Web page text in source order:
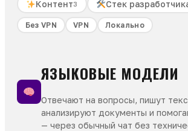
Контент3 Стек
Без VPN VPN Локально
ЯЗЫКОВЫЕ МОДЕЛИ
Отвечают на вопросы, пишут
анализируют документы и
— через обычный чат без